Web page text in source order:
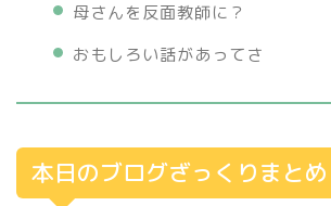
母さんを反面教師に？
おもしろい話があってさ
本日のブログざっくりまとめ